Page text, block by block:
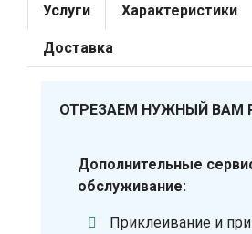
Услуги Характеристики
Доставка
ОТРЕЗАЕМ НУЖНЫЙ ВАМ
Дополнительные
обслуживание:
Приклеивание и